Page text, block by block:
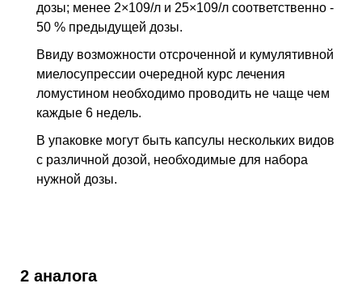
дозы; менее 2×109/л и 25×109/л соответственно -
50 % предыдущей дозы.
Ввиду возможности отсроченной и кумулятивной
миелосупрессии очередной курс лечения
ломустином необходимо проводить не чаще чем
каждые 6 недель.
В упаковке могут быть капсулы нескольких видов
с различной дозой, необходимые для набора
нужной дозы.
2 аналога